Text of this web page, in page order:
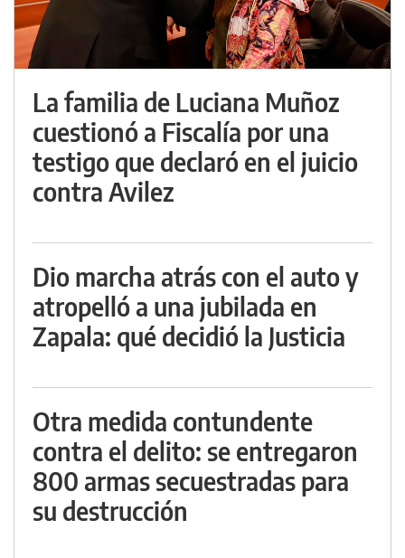
La familia de Luciana Muñoz
cuestionó a Fiscalía por una
testigo que declaró en el juicio
contra Avilez
Dio marcha atrás con el auto y
atropelló a una jubilada en
Zapala: qué decidió la Justicia
Otra medida contundente
contra el delito: se entregaron
800 armas secuestradas para
su destrucción